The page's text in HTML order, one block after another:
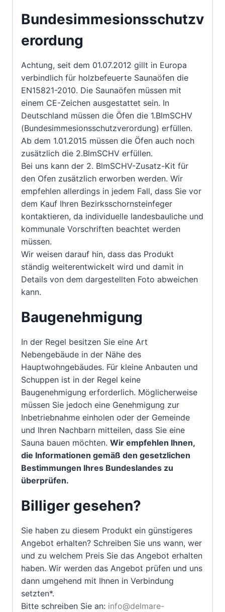
Bundesimmesionsschutzv
erordung
Achtung, seit dem 01.07.2012 gillt in Europa
verbindlich für holzbefeuerte Saunaöfen die
EN15821-2010. Die Saunaöfen müssen mit
einem CE-Zeichen ausgestattet sein. In
Deutschland müssen die Öfen die 1.BlmSCHV
(Bundesimmesionsschutzverordung) erfüllen.
Ab dem 1.01.2015 müssen die Öfen auch noch
zusätzlich die 2.BlmSCHV erfüllen.
Bei uns kann der 2. BlmSCHV-Zusatz-Kit für
den Ofen zusätzlich erworben werden. Wir
empfehlen allerdings in jedem Fall, dass Sie vor
dem Kauf Ihren Bezirksschornsteinfeger
kontaktieren, da individuelle landesbauliche und
kommunale Vorschriften beachtet werden
müssen.
Wir weisen darauf hin, dass das Produkt
ständig weiterentwickelt wird und damit in
Details von dem dargestellten Foto abweichen
kann.
Baugenehmigung
In der Regel besitzen Sie eine Art
Nebengebäude in der Nähe des
Hauptwohngebäudes. Für kleine Anbauten und
Schuppen ist in der Regel keine
Baugenehmigung erforderlich. Möglicherweise
müssen Sie jedoch eine Genehmigung zur
Inbetriebnahme einholen oder der Gemeinde
und Ihren Nachbarn mitteilen, dass Sie eine
Sauna bauen möchten. Wir empfehlen Ihnen,
die Informationen gemäß den gesetzlichen
Bestimmungen Ihres Bundeslandes zu
überprüfen.
Billiger gesehen?
Sie haben zu diesem Produkt ein günstigeres
Angebot erhalten? Schreiben Sie uns wann, wer
und zu welchem Preis Sie das Angebot erhalten
haben. Wir werden das Angebot prüfen und uns
dann umgehend mit Ihnen in Verbindung
setzten*.
Bitte schreiben Sie an: info@delmare-